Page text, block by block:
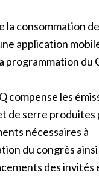
la consommation
application
programmation du
compense les
de serre produites
nécessaires à
du congrès
des invités